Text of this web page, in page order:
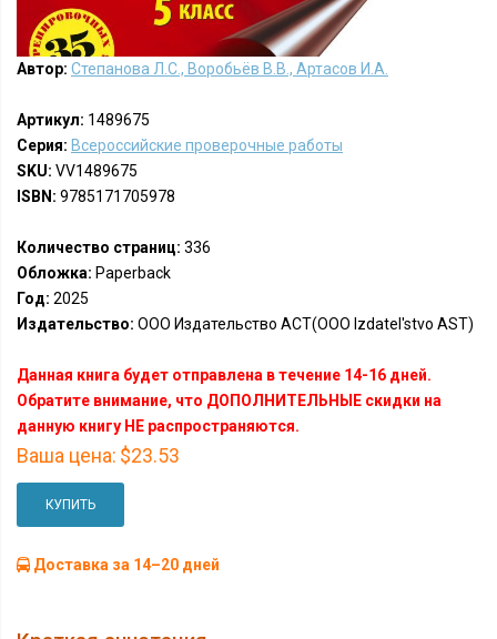
Автор: Степанова Л.С., Воробьёв В.В., Артасов И.А.
Артикул: 1489675
Серия: Всероссийские проверочные работы
SKU: VV1489675
ISBN: 9785171705978
Количество страниц: 336
Обложка: Paperback
Год: 2025
Издательство: ООО Издательство АСТ(OOO Izdatel'stvo AST)
Данная книга будет отправлена в течение 14-16 дней.
Обратите внимание, что ДОПОЛНИТЕЛЬНЫЕ скидки на
данную книгу НЕ распространяются.
Ваша цена: $23.53
КУПИТЬ
Доставка за 14–20 дней